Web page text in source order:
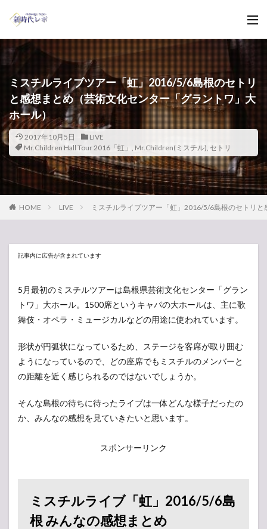
ミスチルライブツアー「虹」2016/5/6島根のセトリ
と感想まとめ（芸術文化センター「グラントワ」大
ホール）
2017年10月5日
LIVE
Mr.Children Hall Tour 2016「虹」 , Mr.Children(ミスチル), セトリ
HOME LIVE ミスチルライブツアー「虹」2016/5/6島根のセトリ
記事内に広告が含まれています
5月最初のミスチルツアーは島根県芸術文化センター「グラン
トワ」大ホール。1500席というキャパの大ホールは、主に歌
舞伎・オペラ・ミュージカルなどの用途に使われています。
形状が円弧状になっているため、ステージを客席が取り囲む
ようになっているので、どの座席でもミスチルのメンバーと
の距離を近く感じられるのではないでしょうか。
そんな島根の待ちに待ったライブは一体どんな様子だったの
か、みんなの感想を見ていきたいと思います。
スポンサーリンク
ミスチルライブ「虹」2016/5/6島
根 みんなの感想まとめ